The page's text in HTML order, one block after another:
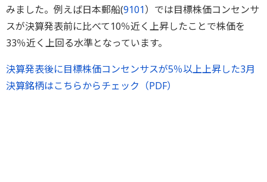
みました。例えば日本郵船(9101）では目標株価コンセンサ
スが決算発表前に比べて10％近く上昇したことで株価を
33％近く上回る水準となっています。
決算発表後に目標株価コンセンサスが5％以上上昇した3月
決算銘柄はこちらからチェック（PDF）